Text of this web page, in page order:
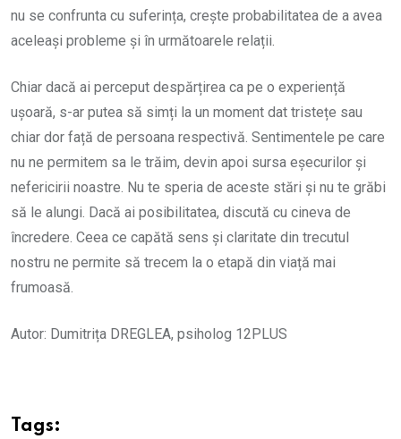
nu se confrunta cu suferința, crește probabilitatea de a avea
aceleași probleme și în următoarele relații.
Chiar dacă ai perceput despărțirea ca pe o experiență
ușoară, s-ar putea să simți la un moment dat tristețe sau
chiar dor față de persoana respectivă. Sentimentele pe care
nu ne permitem sa le trăim, devin apoi sursa eșecurilor și
nefericirii noastre. Nu te speria de aceste stări și nu te grăbi
să le alungi. Dacă ai posibilitatea, discută cu cineva de
încredere. Ceea ce capătă sens și claritate din trecutul
nostru ne permite să trecem la o etapă din viață mai
frumoasă.
Autor: Dumitrița DREGLEA, psiholog 12PLUS
Tags: